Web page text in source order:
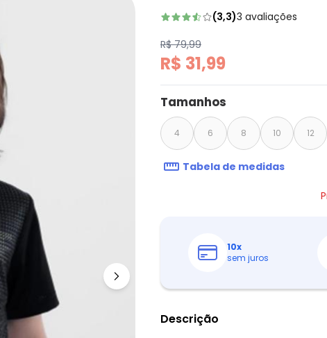
(3,3)3 avaliações
R$ 79,99
R$ 31,99
Tamanhos
4 6 8 10 12
Tabela de medidas
10x
sem juros
Descrição